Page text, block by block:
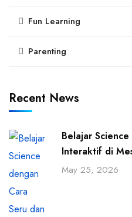
Fun Learning
Parenting
Recent News
Belajar
Interaktif di
May 25, 2026